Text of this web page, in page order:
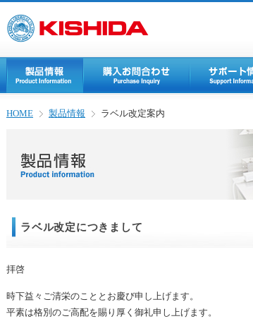
HOME 製品情報 ラベル改定案内
ラベル改定につきまして
拝啓
時下益々ご清栄のこととお慶び申し上げます。
平素は格別のご高配を賜り厚く御礼申し上げます。